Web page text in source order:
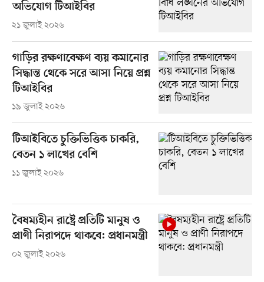
অভিযোগ টিআইবির
২১ জুলাই ২০২৬
গাড়ির রক্ষণাবেক্ষণ ব্যয় কমানোর
সিদ্ধান্ত থেকে সরে আসা নিয়ে প্রশ্ন
টিআইবির
১৯ জুলাই ২০২৬
টিআইবিতে চুক্তিভিত্তিক চাকরি,
বেতন ১ লাখের বেশি
১১ জুলাই ২০২৬
বৈষম্যহীন রাষ্ট্রে প্রতিটি মানুষ ও
প্রাণী নিরাপদে থাকবে: প্রধানমন্ত্রী
০২ জুলাই ২০২৬